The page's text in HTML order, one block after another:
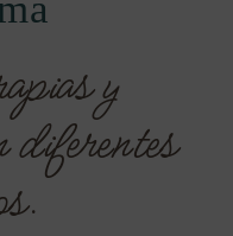
y
diferentes